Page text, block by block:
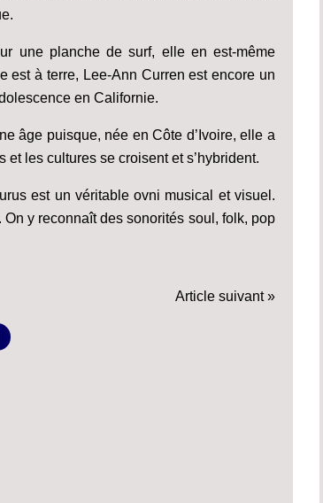
une planche de surf, elle en est-même
est à terre, Lee-Ann Curren est encore un
en Californie.
âge puisque, née en Côte d’Ivoire, elle a
les cultures se croisent et s’hybrident.
est un véritable ovni musical et visuel.
On y reconnaît des sonorités soul, folk, pop
Article suivant »